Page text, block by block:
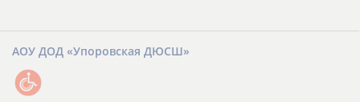
АОУ ДОД «Упоровская ДЮСШ»